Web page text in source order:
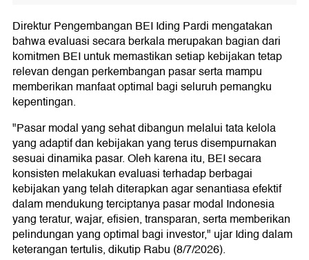
Direktur Pengembangan BEI Iding Pardi mengatakan
bahwa evaluasi secara berkala merupakan bagian dari
komitmen BEI untuk memastikan setiap kebijakan tetap
relevan dengan perkembangan pasar serta mampu
memberikan manfaat optimal bagi seluruh pemangku
kepentingan.
"Pasar modal yang sehat dibangun melalui tata kelola
yang adaptif dan kebijakan yang terus disempurnakan
sesuai dinamika pasar. Oleh karena itu, BEI secara
konsisten melakukan evaluasi terhadap berbagai
kebijakan yang telah diterapkan agar senantiasa efektif
dalam mendukung terciptanya pasar modal Indonesia
yang teratur, wajar, efisien, transparan, serta memberikan
pelindungan yang optimal bagi investor," ujar Iding dalam
keterangan tertulis, dikutip Rabu (8/7/2026).